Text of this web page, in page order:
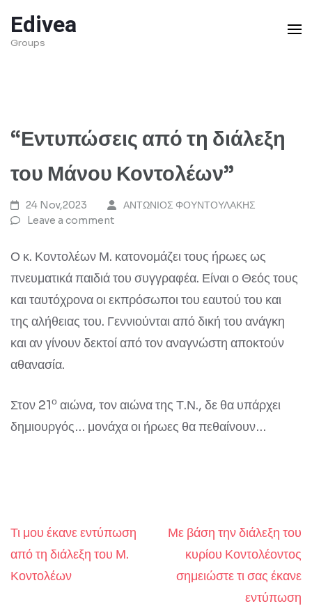
to
content
Edivea
Groups
“Εντυπώσεις από τη διάλεξη
του Μάνου Κοντολέων”
24 Nov,2023
ΑΝΤΩΝΙΟΣ ΦΟΥΝΤΟΥΛΑΚΗΣ
Leave a comment
Ο κ. Κοντολέων Μ. κατονομάζει τους ήρωες ως
πνευματικά παιδιά του συγγραφέα. Είναι ο Θεός τους
και ταυτόχρονα οι εκπρόσωποι του εαυτού του και
της αλήθειας του. Γεννιούνται από δική του ανάγκη
και αν γίνουν δεκτοί από τον αναγνώστη αποκτούν
αθανασία.
Στον 21ο αιώνα, τον αιώνα της Τ.Ν., δε θα υπάρχει
δημιουργός… μονάχα οι ήρωες θα πεθαίνουν…
Post
navigation
Τι μου έκανε εντύπωση
από τη διάλεξη του Μ.
Κοντολέων
Με βάση την διάλεξη του
κυρίου Κοντολέοντος
σημειώστε τι σας έκανε
εντύπωση